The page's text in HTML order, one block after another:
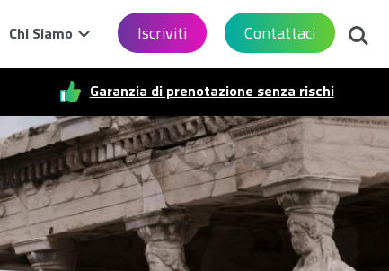
Chi Siamo Iscriviti Contattaci Cerca
Garanzia di prenotazione senza rischi